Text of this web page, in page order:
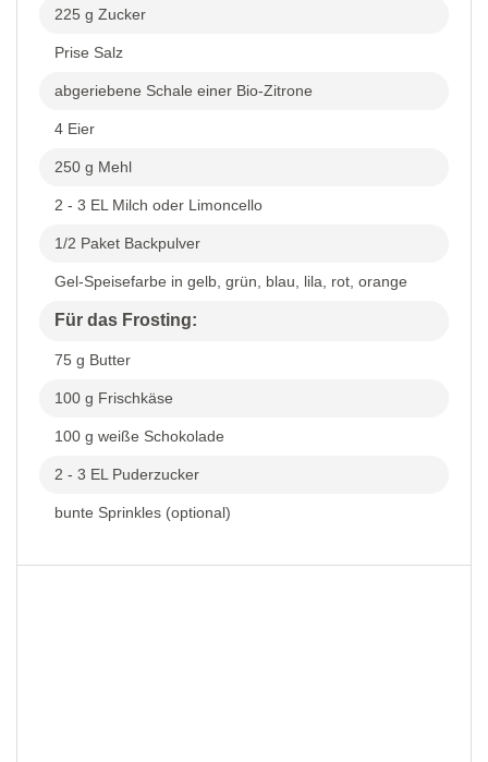
225 g Zucker
Prise Salz
abgeriebene Schale einer Bio-Zitrone
4 Eier
250 g Mehl
2 - 3 EL Milch oder Limoncello
1/2 Paket Backpulver
Gel-Speisefarbe in gelb, grün, blau, lila, rot, orange
Für das Frosting:
75 g Butter
100 g Frischkäse
100 g weiße Schokolade
2 - 3 EL Puderzucker
bunte Sprinkles (optional)